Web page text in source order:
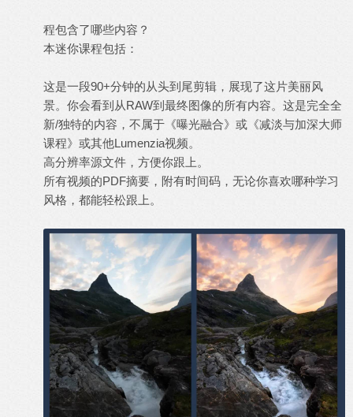
程包含了哪些内容？
本迷你课程包括：
这是一段90+分钟的从头到尾剪辑，展现了这片美丽风
景。你会看到从RAW到最终图像的所有内容。这是完全全
新/独特的内容，不属于《曝光融合》或《减淡与加深大师
课程》或其他Lumenzia视频。
高分辨率源文件，方便你跟上。
所有视频的PDF摘要，附有时间码，无论你喜欢哪种学习
风格，都能轻松跟上。